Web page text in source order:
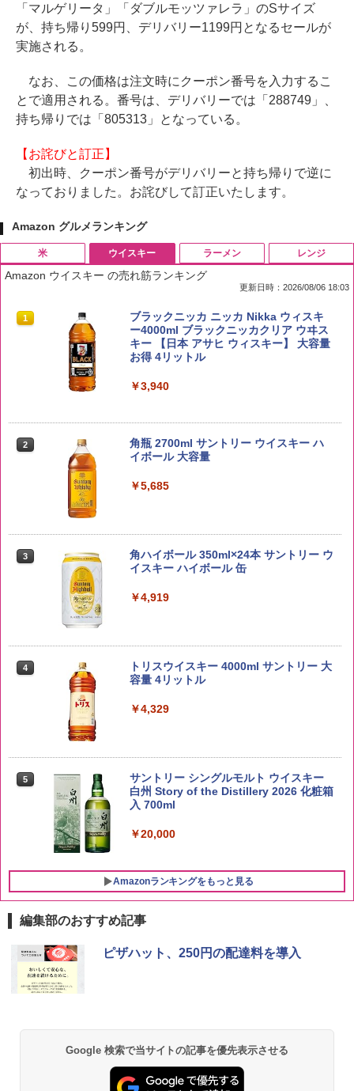
「マルゲリータ」「ダブルモッツァレラ」のSサイズ
が、持ち帰り599円、デリバリー1199円となるセールが
実施される。
なお、この価格は注文時にクーポン番号を入力するこ
とで適用される。番号は、デリバリーでは「288749」、
持ち帰りでは「805313」となっている。
【お詫びと訂正】
初出時、クーポン番号がデリバリーと持ち帰りで逆に
なっておりました。お詫びして訂正いたします。
Amazon グルメランキング
米
1 by Amazon 国産ブレンド米 精米 5kg
￥2,650
5kg 長野県産 令和7年産
kg 業務用 お米マイスターブレンド
米 5kg
￥4,536
ウイスキー
Amazon ウイスキー の売れ筋ランキング
更新日時：2026/08/06 18:03
1
ブラックニッカ ニッカ Nikka ウィスキ
ー4000ml ブラックニッカクリア ウヰス
キー 【日本 アサヒ ウィスキー】 大容量
お得 4リットル
￥3,940
2
角瓶 2700ml サントリー ウイスキー ハ
イボール 大容量
￥5,685
3
角ハイボール 350ml×24本 サントリー ウ
イスキー ハイボール 缶
￥4,919
4
トリスウイスキー 4000ml サントリー 大
容量 4リットル
￥4,329
5
サントリー シングルモルト ウイスキー
白州 Story of the Distillery 2026 化粧箱
入 700ml
￥20,000
Amazonランキングをもっと見る
ラーメン
1
チキンラーメン どんぶり 85g×12個 日清
【公式】ブタメン とんこつ味 35g×15個
| 業務用 夜食 カップラーメン ミニカップ
麺 小腹 インスタント アウトドアにも ロ
レンジ
1
シャープ 過熱水蒸気 オーブンレンジ 26
[山善] スチームオーブンレンジ 25L 一人
暮らし 二人暮らし フラットテーブル ス
編集部のおすすめ記事
ピザハット、250円の配達料を導入
Google 検索で当サイトの記事を優先表示させる